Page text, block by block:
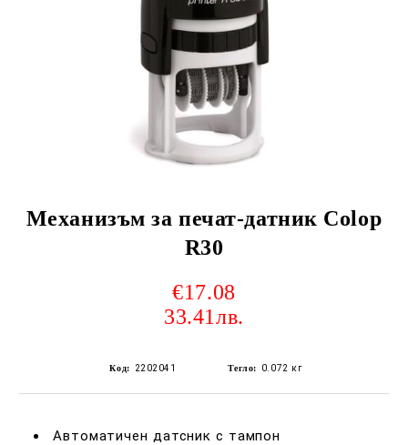
Механизъм за печат-датник Colop
R30
€17.08
33.41лв.
Код: 2202041 Тегло: 0.072 кг
Автоматичен датсник с тампон